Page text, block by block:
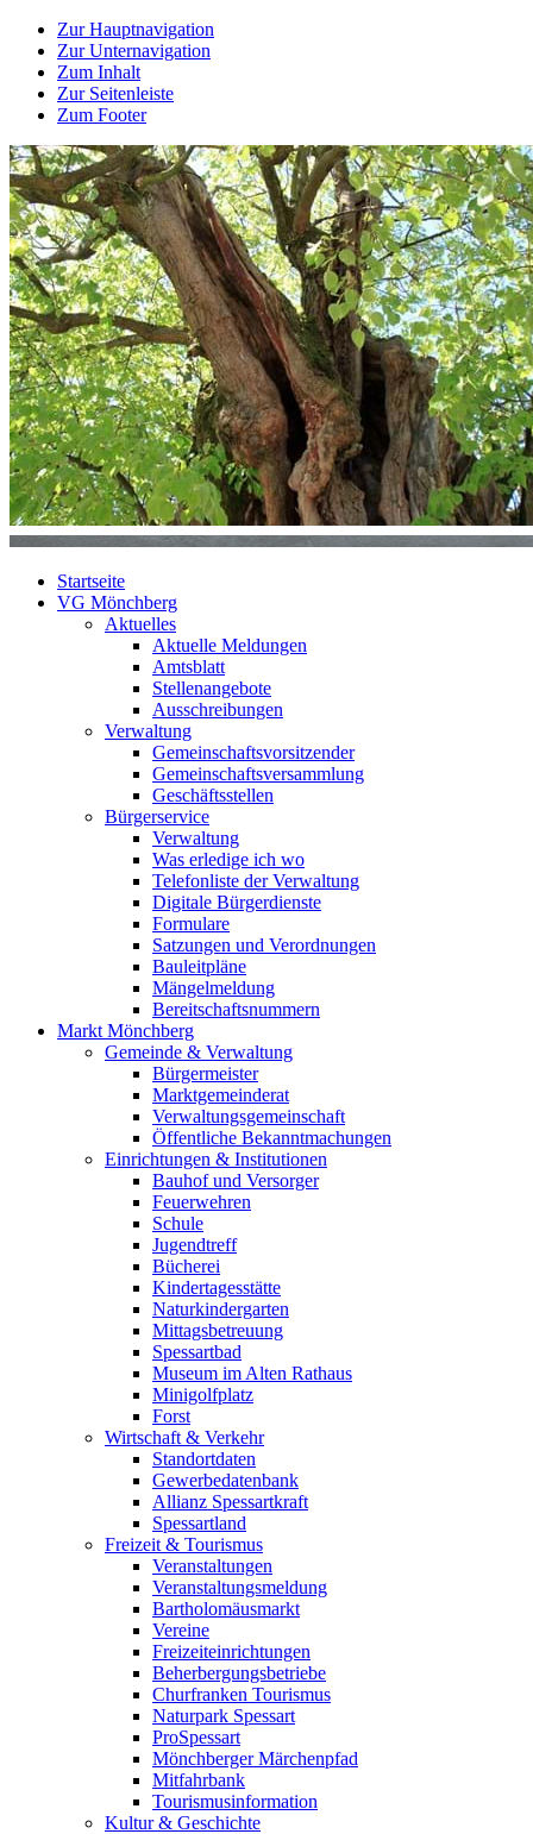
Zur Hauptnavigation
Zur Unternavigation
Zum Inhalt
Zur Seitenleiste
Zum Footer
Startseite
VG Mönchberg
Aktuelles
Aktuelle Meldungen
Amtsblatt
Stellenangebote
Ausschreibungen
Verwaltung
Gemeinschaftsvorsitzender
Gemeinschaftsversammlung
Geschäftsstellen
Bürgerservice
Verwaltung
Was erledige ich wo
Telefonliste der Verwaltung
Digitale Bürgerdienste
Formulare
Satzungen und Verordnungen
Bauleitpläne
Mängelmeldung
Bereitschaftsnummern
Markt Mönchberg
Gemeinde & Verwaltung
Bürgermeister
Marktgemeinderat
Verwaltungsgemeinschaft
Öffentliche Bekanntmachungen
Einrichtungen & Institutionen
Bauhof und Versorger
Feuerwehren
Schule
Jugendtreff
Bücherei
Kindertagesstätte
Naturkindergarten
Mittagsbetreuung
Spessartbad
Museum im Alten Rathaus
Minigolfplatz
Forst
Wirtschaft & Verkehr
Standortdaten
Gewerbedatenbank
Allianz Spessartkraft
Spessartland
Freizeit & Tourismus
Veranstaltungen
Veranstaltungsmeldung
Bartholomäusmarkt
Vereine
Freizeiteinrichtungen
Beherbergungsbetriebe
Churfranken Tourismus
Naturpark Spessart
ProSpessart
Mönchberger Märchenpfad
Mitfahrbank
Tourismusinformation
Kultur & Geschichte